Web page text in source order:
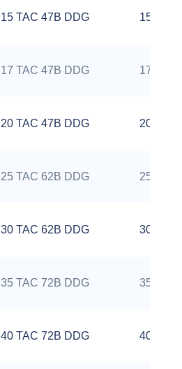
15 TAC 47B DDG 15 mm
17 TAC 47B DDG 17 mm
20 TAC 47B DDG 20 mm
25 TAC 62B DDG 25 mm
30 TAC 62B DDG 30 mm
35 TAC 72B DDG 35 mm
40 TAC 72B DDG 40 mm